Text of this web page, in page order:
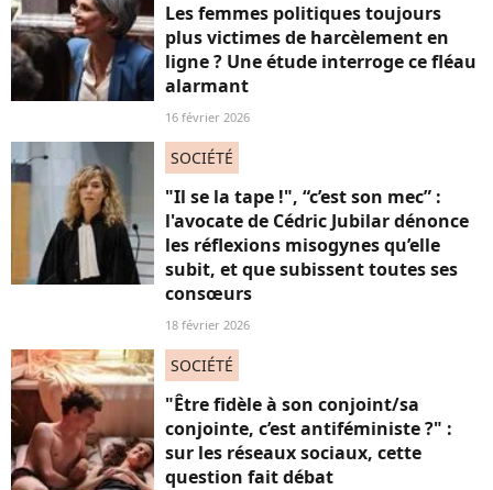
Les femmes politiques toujours
plus victimes de harcèlement en
ligne ? Une étude interroge ce fléau
alarmant
16 février 2026
SOCIÉTÉ
"Il se la tape !", “c’est son mec” :
l'avocate de Cédric Jubilar dénonce
les réflexions misogynes qu’elle
subit, et que subissent toutes ses
consœurs
18 février 2026
SOCIÉTÉ
"Être fidèle à son conjoint/sa
conjointe, c’est antiféministe ?" :
sur les réseaux sociaux, cette
question fait débat